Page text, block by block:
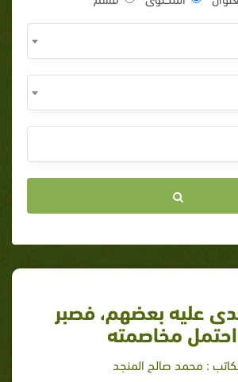
عليه بعضهم، فصبر
مخاصمته
: محمد صالح المنجد